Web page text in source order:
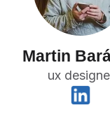
Martin
ux